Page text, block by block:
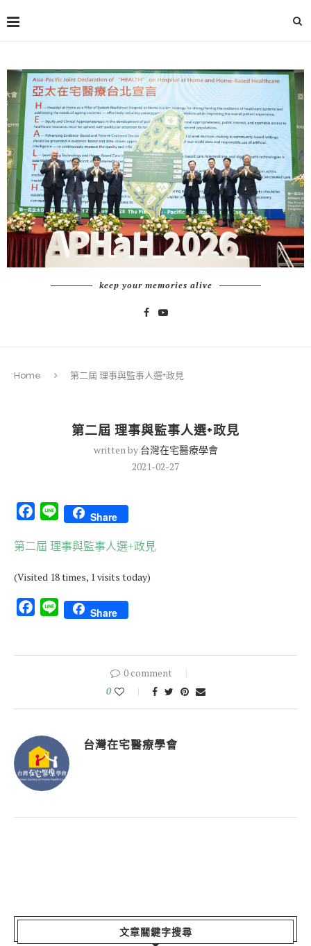
keep your memories alive
Home 第二屆 理事與監事人選+政見
第二屆 理事與監事人選+政見
written by 台灣在宅醫療學會
2021-02-27
Facebook
Line Share
第二屆 理事與監事人選+政見
(Visited 18 times, 1 visits today)
Facebook
Line Share
0 comment
0
台灣在宅醫療學會
文章關鍵字搜尋